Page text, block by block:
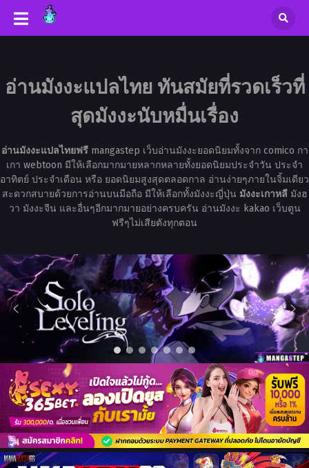
อ่านมังงะแปลไทย ทันสมัยที่รวดเร็วที่
สุดมังงะนับหมื่นเรื่อง
อ่านมังงะแปลไทยฟรีmangastep เว็บอ่านมังงะยอดนิยมทั้งจาก comico กา
เกา webtoon มีให้เลือกมากมายหลากหลายทั้งยอดนิยมประจำวัน ประจำ
อาทิตย์ ประจำเดือน หรือ ยอดนิยมสูงสุดตลอดกาล อ่านง่ายๆภายในจิ้มเดียว
สะดวกสบายด้วยการอ่านบนมือถือ มีให้เลือกทั้งมังงะญี่ปุ่น มังงะเกาหลีมังฮ
วา มังงะจีน และอื่นๆอีกมากมายอย่างครบครัน อ่านมังงะ kakao เว็บตูน
ฟรีๆไม่เสียตังทุกตอน